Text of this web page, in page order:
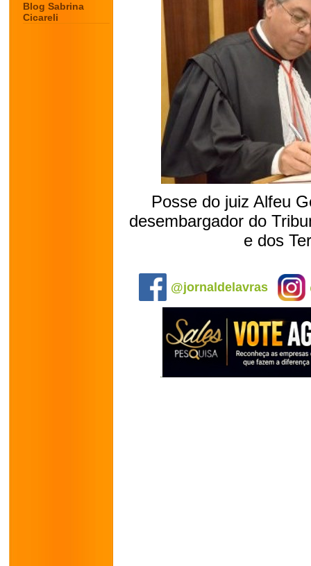
Blog Sabrina
Cicareli
Posse do juiz Alfeu
desembargador do
e dos
@jornaldelavras